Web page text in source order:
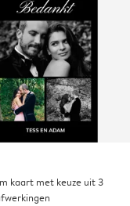
kaart met keuze uit 3